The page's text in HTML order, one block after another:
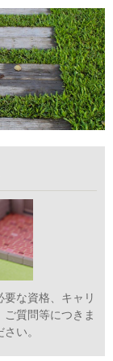
な資格、キャリ
質問等につきま
い。